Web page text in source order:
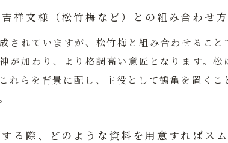
祥文様（松竹梅など）との組み合わせ方
されていますが、松竹梅と組み合わせるこ
が加わり、より格調高い意匠となります。
れらを背景に配し、主役として鶴亀を置くこ
る際、どのような資料を用意すればス